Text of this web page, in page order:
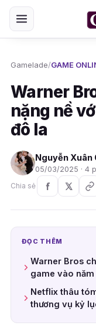
Gamelade/GAME
Warner
nặng nề
đô la
Nguyễn Xuân
05/03/2025 · 4
Chia sẻ
ĐỌC THÊM
Warner Bros
game vào năm
Netflix thâu
thương vụ kỷ